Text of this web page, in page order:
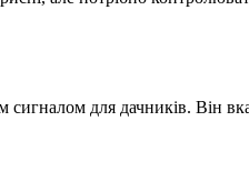
сигналом для дачників. Він